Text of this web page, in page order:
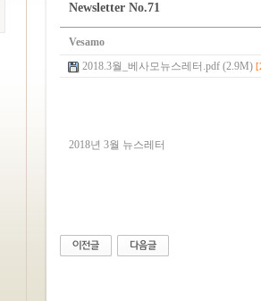
Newsletter No.71
Vesamo
2018.3월_베사모뉴스레터.pdf (2.9M)
2018년 3월 뉴스레터